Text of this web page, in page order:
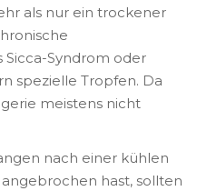
als nur ein trockener
Syndrom oder
spezielle Tropfen. Da
meistens nicht
nach einer kühlen
hast, sollten